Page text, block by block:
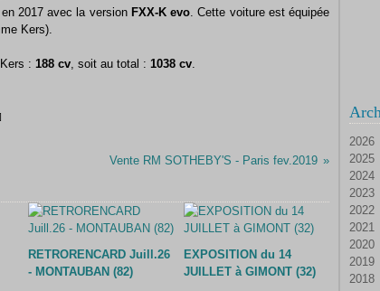
2017 avec la version FXX-K evo. Cette voiture est équipée
Kers).
: 188 cv, soit au total : 1038 cv.
]
Vente RM SOTHEBY'S - Paris fev.2019
RETRORENCARD Juill.26
- MONTAUBAN (82)
EXPOSITION du 14
JUILLET à GIMONT (32)
2026
2025
2024
2023
2022
2021
2020
2019
2018